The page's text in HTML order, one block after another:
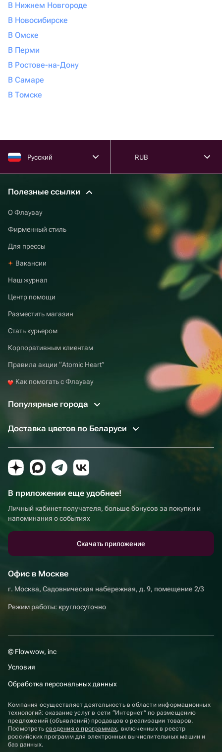
В Нижнем Новгороде
В Новосибирске
В Омске
В Перми
В Ростове-на-Дону
В Самаре
В Томске
Русский RUB
Полезные ссылки
О Флаувау
Фирменный стиль
Для прессы
Вакансии
Наш журнал
Центр помощи
Разместить магазин
Стать курьером
Корпоративным клиентам
Правила акции “Atomic Heart”
Как помогать с Флаувау
Популярные города
Доставка цветов по Беларуси
В приложении еще удобнее!
Личный кабинет получателя, больше бонусов за покупки и
напоминания о событиях
Скачать приложение
Офис в Москве
г. Москва, Садовническая набережная, д. 9, помещение 2/3
Режим работы: круглосуточно
© Flowwow, inc
Условия
Обработка персональных данных
Компания осуществляет деятельность в области информационных
технологий: оказание услуг в сети “Интернет” по размещению
предложений (объявлений) продавцов о реализации товаров.
Посмотретьсведения о программах, включенных в реестр
российских программ для электронных вычислительных машин и
баз данных.